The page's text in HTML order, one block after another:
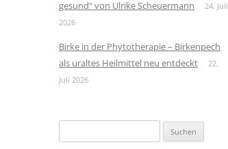
gesund“ von Ulrike Scheuermann
24. Juli
2026
Birke in der Phytotherapie – Birkenpech
als uraltes Heilmittel neu entdeckt
22.
Juli 2026
nach: